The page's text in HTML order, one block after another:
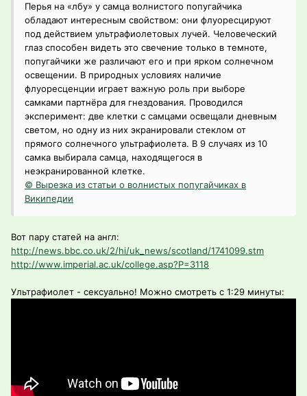
Перья на «лбу» у самца волнистого попугайчика
обладают интересным свойством: они флуоресцируют
под действием ультрафиолетовых лучей. Человеческий
глаз способен видеть это свечение только в темноте,
попугайчики же различают его и при ярком солнечном
освещении. В природных условиях наличие
флуоресценции играет важную роль при выборе
самками партнёра для гнездования. Проводился
эксперимент: две клетки с самцами освещали дневным
светом, но одну из них экранировали стеклом от
прямого солнечного ультрафиолета. В 9 случаях из 10
самка выбирала самца, находящегося в
неэкранированной клетке.
© Вырезка из статьи о волнистых попугайчиках в
Википедии
Вот пару статей на англ:
http://news.bbc.co.uk/2/hi/uk_news/scotland/1741099.stm
http://www.imperial.ac.uk/college.asp?P=3118
Ультрафиолет - сексуально! Можно смотреть с 1:29 минуты: